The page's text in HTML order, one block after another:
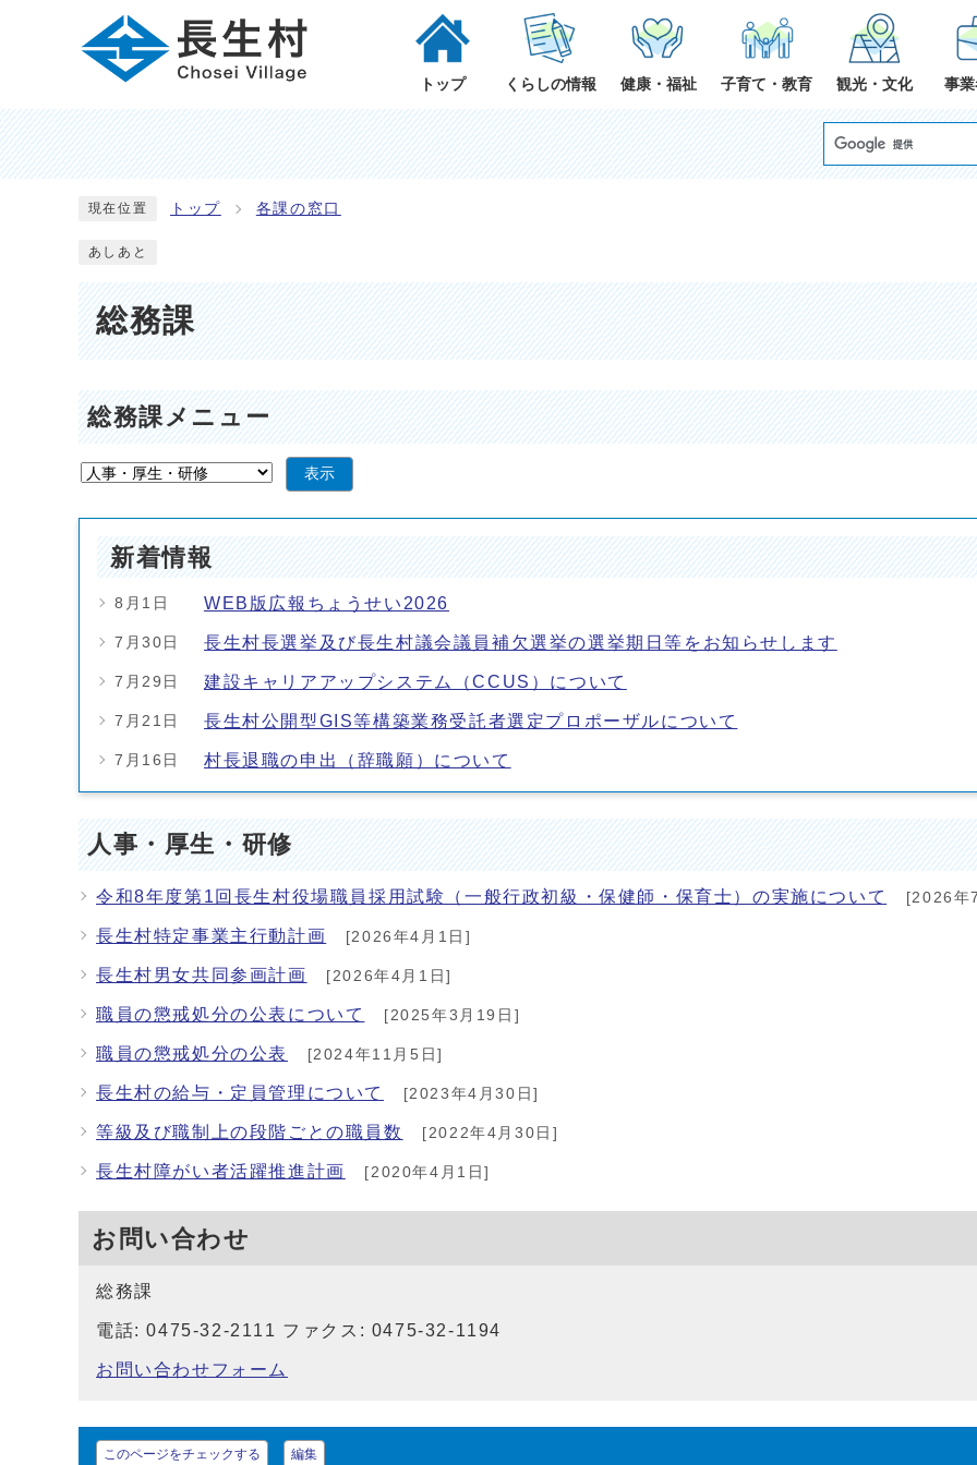
トップ くらしの情報 健康・福祉 子育て・教育 観光・文化 事
現在位置 トップ 各課の窓口
あしあと
総務課
総務課メニュー
表示
新着情報
8月1日 WEB版広報ちょうせい2026
7月30日 長生村長選挙及び長生村議会議員補欠選挙の選挙期日等をお知らせします
7月29日 建設キャリアアップシステム（CCUS）について
7月21日 長生村公開型GIS等構築業務受託者選定プロポーザルについて
7月16日 村長退職の申出（辞職願）について
人事・厚生・研修
令和8年度第1回長生村役場職員採用試験（一般行政初級・保健師・保育士）の実施について [2026年
長生村特定事業主行動計画 [2026年4月1日]
長生村男女共同参画計画 [2026年4月1日]
職員の懲戒処分の公表について [2025年3月19日]
職員の懲戒処分の公表 [2024年11月5日]
長生村の給与・定員管理について [2023年4月30日]
等級及び職制上の段階ごとの職員数 [2022年4月30日]
長生村障がい者活躍推進計画 [2020年4月1日]
お問い合わせ
総務課
電話: 0475-32-2111 ファクス: 0475-32-1194
お問い合わせフォーム
このページをチェックする 編集